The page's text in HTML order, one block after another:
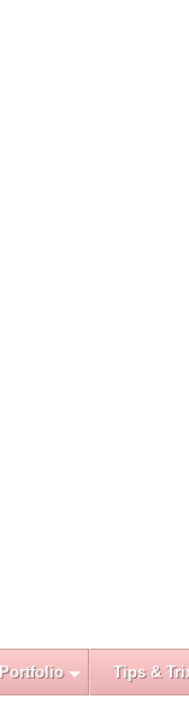
Portfolio Tips &